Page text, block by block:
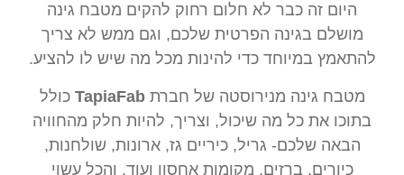
היום זה כבר לא חלום רחוק להקים מטבח גינה
מושלם בגינה הפרטית שלכם, וגם ממש לא צריך
להתאמץ במיוחד כדי להינות מכל מה שיש לו להציע.
מטבח גינה מנירוסטה של חברתTapiaFab כולל
בתוכו את כל מה שיכול, וצריך, להיות חלק מהחוויה
הבאה שלכם- גריל, כיריים גז, ארונות, שולחנות,
כיורים, ברזים, מקומות אחסון ועוד, והכל עשוי